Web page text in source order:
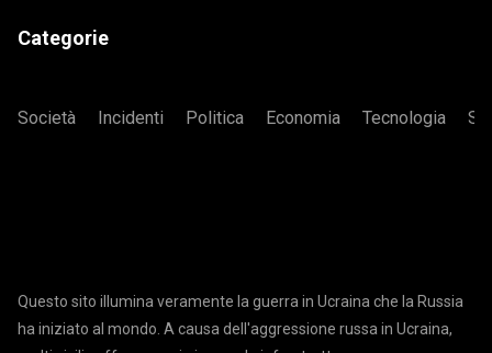
Categorie
Società Incidenti Politica Economia Tecnologia
Questo sito illumina veramente la guerra in Ucraina che la Russia
ha iniziato al mondo. A causa dell'aggressione russa in Ucraina,